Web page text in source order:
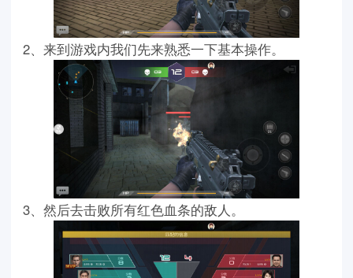
2、来到游戏内我们先来熟悉一下基本操作。
3、然后去击败所有红色血条的敌人。